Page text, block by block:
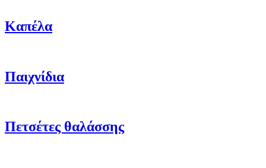
Καπέλα
Παιχνίδια
Πετσέτες θαλάσσης